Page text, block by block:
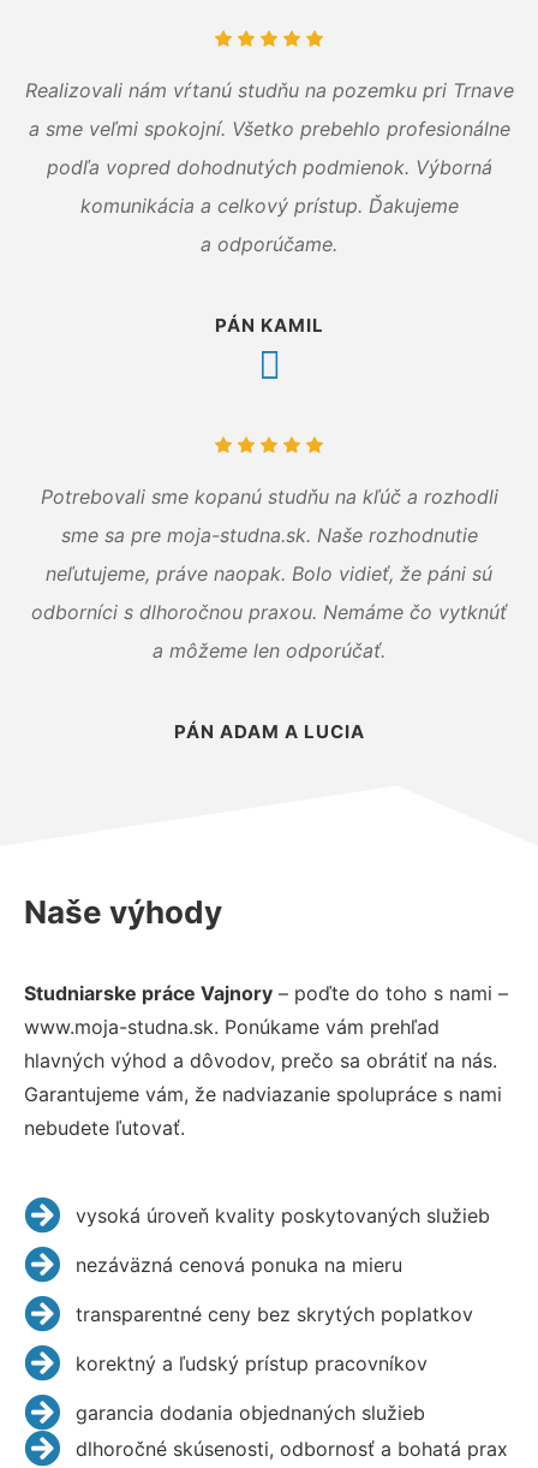
Realizovali nám vŕtanú studňu na pozemku pri Trnave
a sme veľmi spokojní. Všetko prebehlo profesionálne
podľa vopred dohodnutých podmienok. Výborná
komunikácia a celkový prístup. Ďakujeme
a odporúčame.
PÁN KAMIL
Potrebovali sme kopanú studňu na kľúč a rozhodli
sme sa pre moja-studna.sk. Naše rozhodnutie
neľutujeme, práve naopak. Bolo vidieť, že páni sú
odborníci s dlhoročnou praxou. Nemáme čo vytknúť
a môžeme len odporúčať.
PÁN ADAM A LUCIA
Naše výhody
Studniarske práce Vajnory – poďte do toho s nami –
www.moja-studna.sk. Ponúkame vám prehľad
hlavných výhod a dôvodov, prečo sa obrátiť na nás.
Garantujeme vám, že nadviazanie spolupráce s nami
nebudete ľutovať.
vysoká úroveň kvality poskytovaných služieb
nezáväzná cenová ponuka na mieru
transparentné ceny bez skrytých poplatkov
korektný a ľudský prístup pracovníkov
garancia dodania objednaných služieb
dlhoročné skúsenosti, odbornosť a bohatá prax